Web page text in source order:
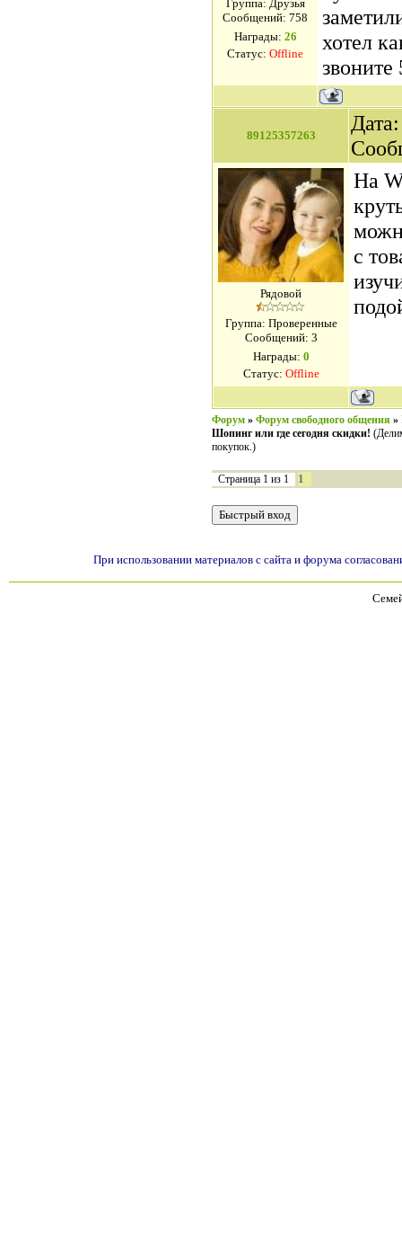
Группа: Друзья
Сообщений: 758
Награды: 26
Статус: Offline
хотел
звоните
89125357263
Рядовой
Группа: Проверенные
Сообщений: 3
Награды: 0
Статус: Offline
На
с
Форум » Форум свободного общения »
Шопинг или где сегодня скидки!
покупок.)
Страница 1 из 1 1
При использовании материалов с сайта и форума